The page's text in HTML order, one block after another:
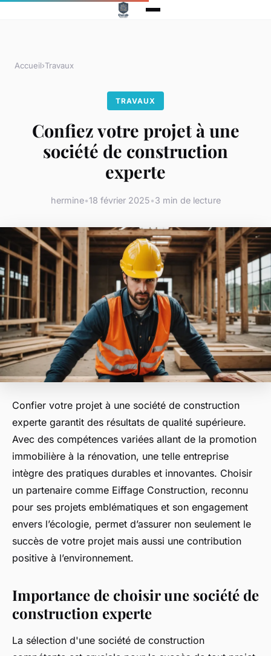
Accueil›Travaux
TRAVAUX
Confiez votre projet à une
société de construction
experte
hermine•18 février 2025•3 min de lecture
Confier votre projet à une société de construction
experte garantit des résultats de qualité supérieure.
Avec des compétences variées allant de la promotion
immobilière à la rénovation, une telle entreprise
intègre des pratiques durables et innovantes. Choisir
un partenaire comme Eiffage Construction, reconnu
pour ses projets emblématiques et son engagement
envers l’écologie, permet d’assurer non seulement le
succès de votre projet mais aussi une contribution
positive à l’environnement.
Importance de choisir une société de
construction experte
La sélection d'une société de construction